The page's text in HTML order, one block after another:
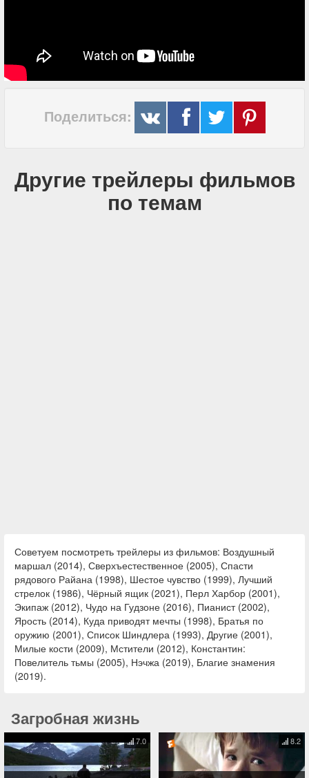
Поделиться:
Другие трейлеры фильмов
по темам
Советуем посмотреть трейлеры из фильмов: Воздушный
маршал (2014), Сверхъестественное (2005), Спасти
рядового Райана (1998), Шестое чувство (1999), Лучший
стрелок (1986), Чёрный ящик (2021), Перл Харбор (2001),
Экипаж (2012), Чудо на Гудзоне (2016), Пианист (2002),
Ярость (2014), Куда приводят мечты (1998), Братья по
оружию (2001), Список Шиндлера (1993), Другие (2001),
Милые кости (2009), Мстители (2012), Константин:
Повелитель тьмы (2005), Нэчжа (2019), Благие знамения
(2019).
Загробная жизнь
7.0 8.2